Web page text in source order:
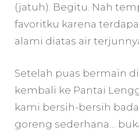
(jatuh). Begitu. Nah
favoritku karena
alami diatas air
Setelah puas bermain
kembali ke Pantai
kami bersih-bersih
goreng sederhana…